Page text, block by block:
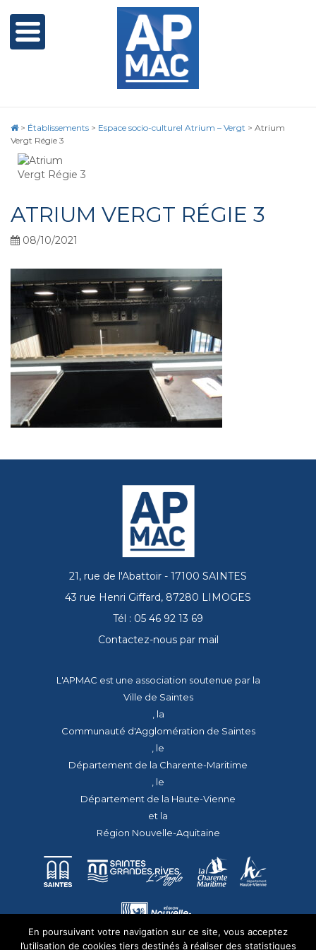
> Établissements > Espace socio-culturel Atrium – Vergt > Atrium
Vergt Régie 3
ATRIUM VERGT RÉGIE 3
08/10/2021
21, rue de l'Abattoir - 17100 SAINTES
43 rue Henri Giffard, 87280 LIMOGES
Tél : 05 46 92 13 69
Contactez-nous par mail
L'APMAC est une association soutenue par la
Ville de Saintes
, la
Communauté d'Agglomération de Saintes
, le
Département de la Charente-Maritime
, le
Département de la Haute-Vienne
et la
Région Nouvelle-Aquitaine
En poursuivant votre navigation sur ce site, vous acceptez
l’utilisation de cookies tiers destinés à réaliser des statistiques